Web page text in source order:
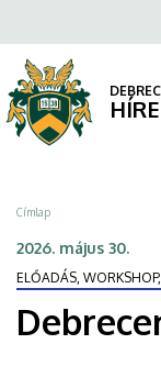
Epilepszia
Fórum
EGYETEM
a
tartalomra
Morzsa
Címlap
2026. május 30.
ELŐADÁS,